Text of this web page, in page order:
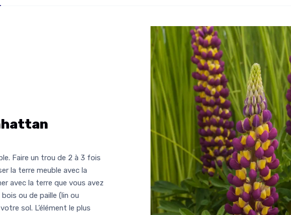
Faire un trou de 2 à 3 fois
la terre meuble avec la
avec la terre que vous avez
ou de paille (lin ou
sol. L’élément le plus